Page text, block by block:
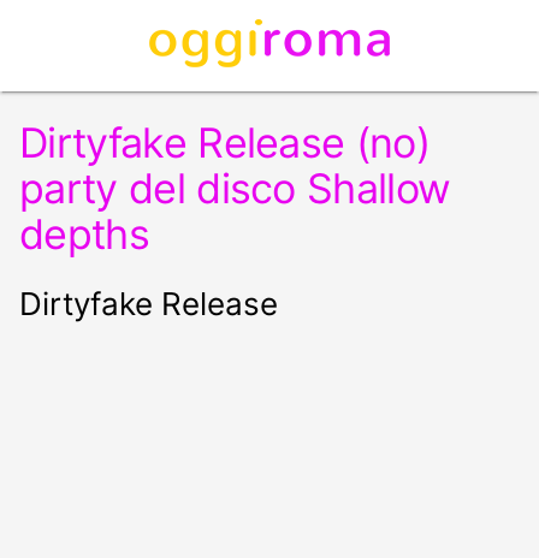
Dirtyfake Release (no)
party del disco Shallow
depths
Dirtyfake Release